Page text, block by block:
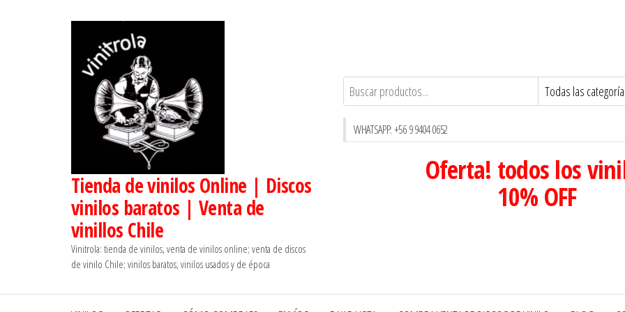
Tienda de vinilos Online | Discos
vinilos baratos | Venta de
vinillos Chile
Vinitrola: tienda de vinilos, venta de vinilos online; venta de discos
de vinilo Chile; vinilos baratos, vinilos usados y de época
WHATSAPP: +56 9 9404 0652
Oferta! todos los
10% OFF